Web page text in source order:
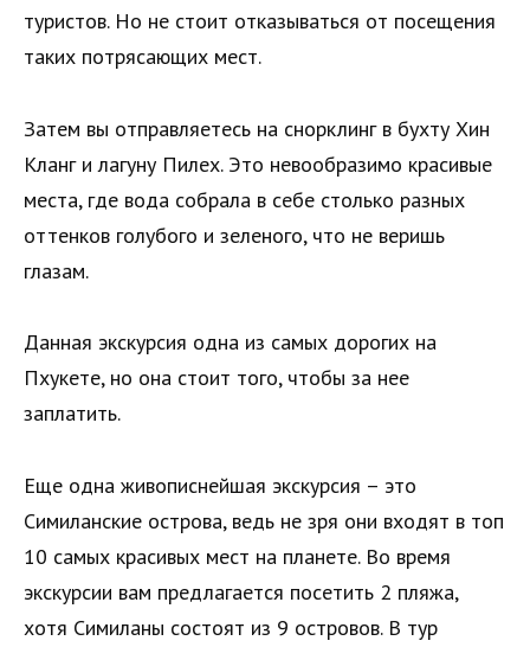
туристов. Но не стоит отказываться от посещения
таких потрясающих мест.
Затем вы отправляетесь на снорклинг в бухту Хин
Кланг и лагуну Пилех. Это невообразимо красивые
места, где вода собрала в себе столько разных
оттенков голубого и зеленого, что не веришь
глазам.
Данная экскурсия одна из самых дорогих на
Пхукете, но она стоит того, чтобы за нее
заплатить.
Еще одна живописнейшая экскурсия – это
Симиланские острова, ведь не зря они входят в топ
10 самых красивых мест на планете. Во время
экскурсии вам предлагается посетить 2 пляжа,
хотя Симиланы состоят из 9 островов. В тур